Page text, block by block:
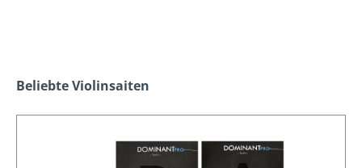
Produktgalerie überspringen
Beliebte Violinsaiten